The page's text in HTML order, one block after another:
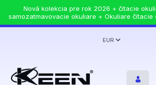
Nová kolekcia pre rok 2026 + čítacie
samozatmavovacie okuliare + Okuliare čítacie
EUR